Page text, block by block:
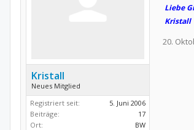
Kristall
Neues Mitglied
Registriert seit:
5. Juni 2006
Beiträge:
17
Ort:
BW
Liebe
Kristall
20.